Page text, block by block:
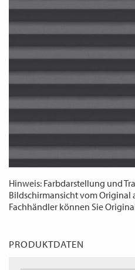
WECHSELN
DE
Hinweis: Farbdarstellung und
Bildschirmansicht vom Original
Fachhändler können Sie
PRODUKTDATEN